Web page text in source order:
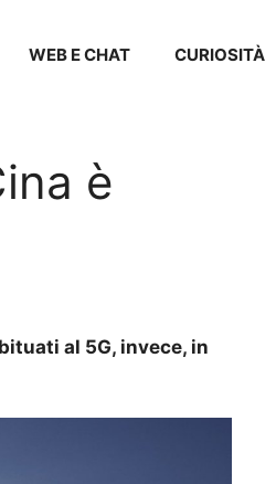
WEB E CHAT CURIOSITÀ
è
al 5G, invece, in